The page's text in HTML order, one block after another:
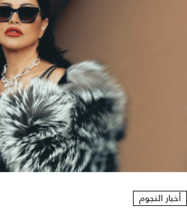
أخبار النجوم